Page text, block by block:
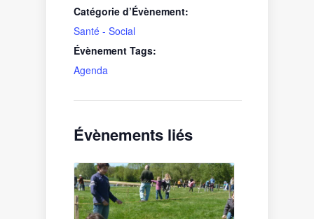
Catégorie d’Évènement:
Santé - Social
Évènement Tags:
Agenda
Évènements liés